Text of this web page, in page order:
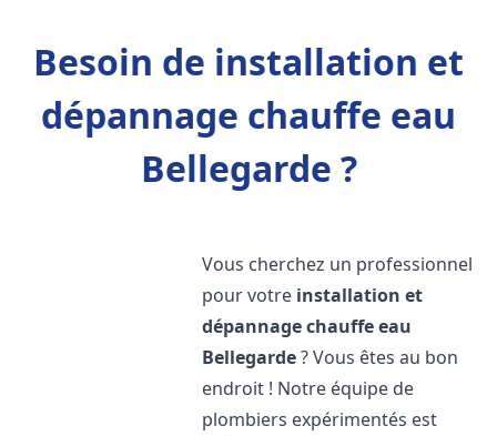
Besoin de installation et
dépannage chauffe eau
Bellegarde ?
Vous cherchez un professionnel
pour votre installation et
dépannage chauffe eau
Bellegarde? Vous êtes au bon
endroit ! Notre équipe de
plombiers expérimentés est